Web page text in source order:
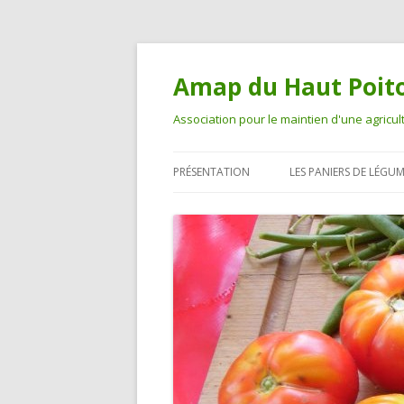
Amap du Haut
Association pour le maintien d'une
PRÉSENTATION LES PANIERS DE